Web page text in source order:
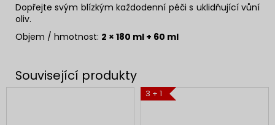
Dopřejte svým blízkým každodenní péči s uklidňující vůní
oliv.
Objem / hmotnost: 2 × 180 ml + 60 ml
3 + 1